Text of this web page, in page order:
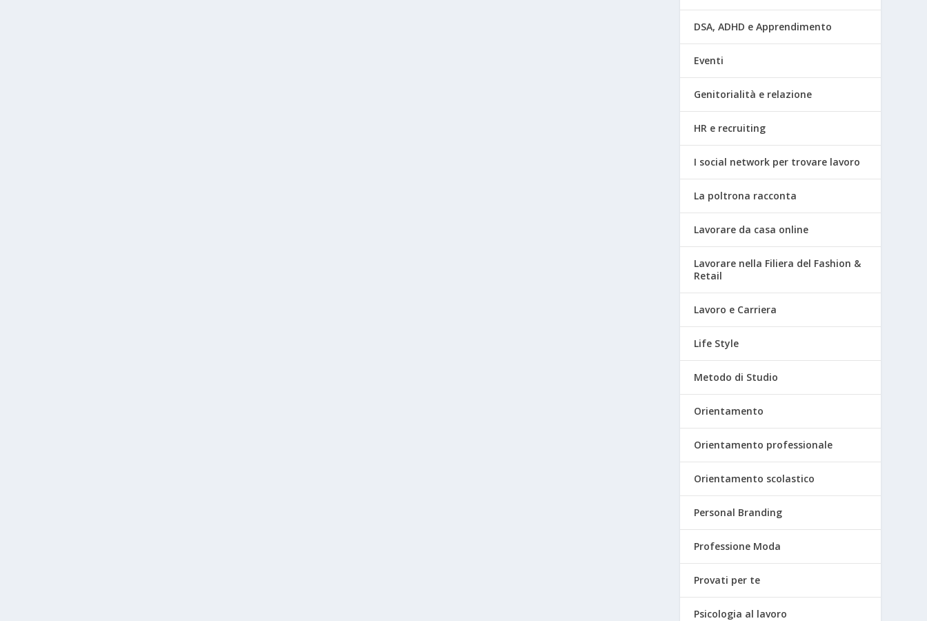
DSA, ADHD e Apprendimento
Eventi
Genitorialità e relazione
HR e recruiting
I social network per trovare lavoro
La poltrona racconta
Lavorare da casa online
Lavorare nella Filiera del Fashion &
Retail
Lavoro e Carriera
Life Style
Metodo di Studio
Orientamento
Orientamento professionale
Orientamento scolastico
Personal Branding
Professione Moda
Provati per te
Psicologia al lavoro